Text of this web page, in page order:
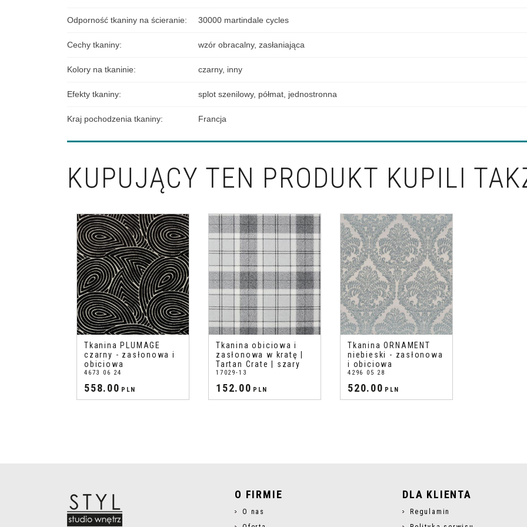
Odporność tkaniny na ścieranie: 30000 martindale cycles
Cechy tkaniny: wzór obracalny, zasłaniająca
Kolory na tkaninie: czarny, inny
Efekty tkaniny: splot szenilowy, półmat, jednostronna
Kraj pochodzenia tkaniny: Francja
KUPUJĄCY TEN PRODUKT KUPILI
Tkanina PLUMAGE
czarny - zasłonowa i
obiciowa
4673 06 24
558.00 PLN
Tkanina obiciowa i
zasłonowa w kratę |
Tartan Crate | szary
17029-13
152.00 PLN
Tkanina ORNAMENT
niebieski - zasłonowa
i obiciowa
4296 05 28
520.00 PLN
O FIRMIE
O nas
DLA KLIENTA
Regulamin